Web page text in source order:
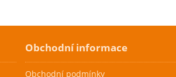
Skladem
Obchodní informace
Obchodní podmínky